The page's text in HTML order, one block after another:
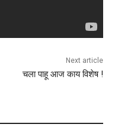
Next article
चला पाहू आज काय विशेष !